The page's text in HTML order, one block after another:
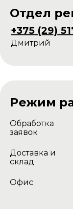
Отдел
Дмитрий
+375 (29)
Обработка
заявок
Доставка и
склад
Офис
Режим